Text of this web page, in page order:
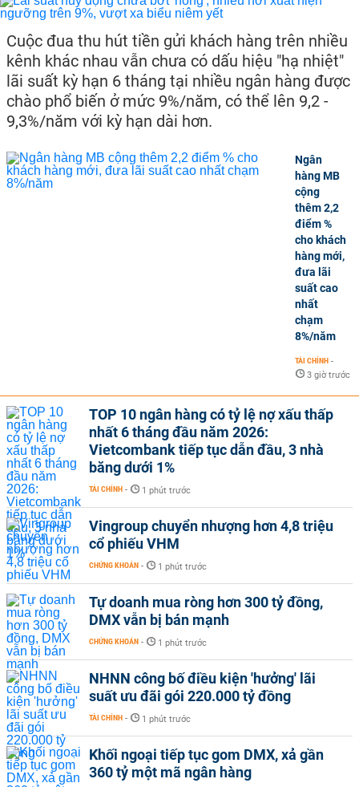
Cuộc đua thu hút tiền gửi khách hàng trên nhiều
kênh khác nhau vẫn chưa có dấu hiệu "hạ nhiệt"
lãi suất kỳ hạn 6 tháng tại nhiều ngân hàng được
chào phổ biến ở mức 9%/năm, có thể lên 9,2 -
9,3%/năm với kỳ hạn dài hơn.
Ngân
hàng MB
cộng
thêm 2,2
điểm %
cho khách
hàng mới,
đưa lãi
suất cao
nhất
chạm
8%/năm
TÀI CHÍNH -
3 giờ trước
TOP 10 ngân hàng có tỷ lệ nợ xấu thấp
nhất 6 tháng đầu năm 2026:
Vietcombank tiếp tục dẫn đầu, 3 nhà
băng dưới 1%
TÀI CHÍNH - 1 phút trước
Vingroup chuyển nhượng hơn 4,8 triệu
cổ phiếu VHM
CHỨNG KHOÁN - 1 phút trước
Tự doanh mua ròng hơn 300 tỷ đồng,
DMX vẫn bị bán mạnh
CHỨNG KHOÁN - 1 phút trước
NHNN công bố điều kiện 'hưởng' lãi
suất ưu đãi gói 220.000 tỷ đồng
TÀI CHÍNH - 1 phút trước
Khối ngoại tiếp tục gom DMX, xả gần
360 tỷ một mã ngân hàng